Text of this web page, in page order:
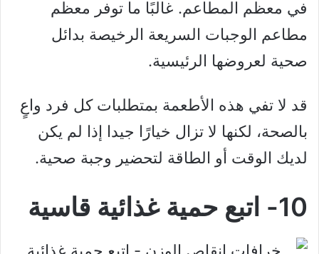
في معظم المطاعم. غالبًا ما توفر معظم
مطاعم الوجبات السريعة الرخيصة بدائل
صحية لعروضها الرئيسية.
قد لا تفي هذه الأطعمة بمتطلبات كل فرد واعٍ
بالصحة، لكنها لا تزال خيارًا جيدا إذا لم يكن
لديك الوقت أو الطاقة لتحضير وجبة صحية.
10- اتبع حمية غذائية قاسية